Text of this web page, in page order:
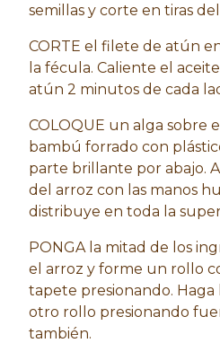
semillas y corte en tiras
CORTE el filete de atún
la fécula. Caliente el
atún 2 minutos de cada
COLOQUE un alga sobre
bambú forrado con
parte brillante por abajo.
del arroz con las manos
distribuye en toda la
PONGA la mitad de los
el arroz y forme un rollo
tapete presionando. Haga
otro rollo presionando
también.